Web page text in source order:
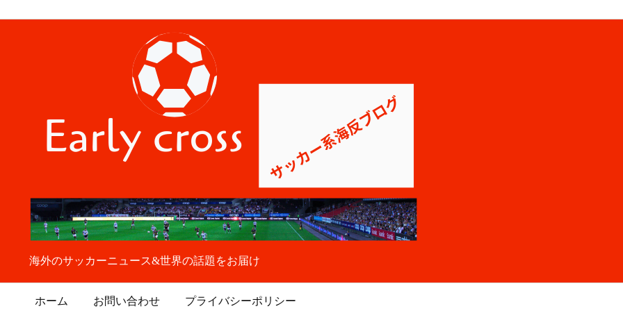
海外のサッカーニュース&世界の話題をお届け
ホーム お問い合わせ プライバシーポリシー